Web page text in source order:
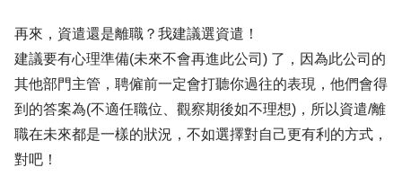
再來，資遣還是離職？我建議選資遣！
建議要有心理準備(未來不會再進此公司) 了，因為此公司的
其他部門主管，聘僱前一定會打聽你過往的表現，他們會得
到的答案為(不適任職位、觀察期後如不理想)，所以資遣/離
職在未來都是一樣的狀況，不如選擇對自己更有利的方式，
對吧！